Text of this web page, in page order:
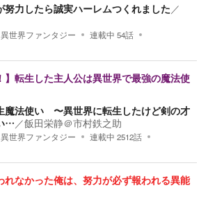
努力したら誠実ハーレムつくれました ／
異世界ファンタジー 連載中 54話
】転生した主人公は異世界で最強の魔法使
魔法使い 〜異世界に転生したけど剣の才
… ／飯田栄静＠市村鉄之助
異世界ファンタジー 連載中 2512話
れなかった俺は、努力が必ず報われる異能